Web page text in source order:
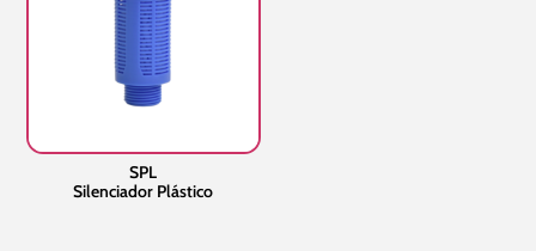
SPL
Silenciador Plástico